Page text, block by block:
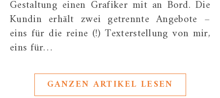
Gestaltung einen Grafiker mit an Bord. Die
Kundin erhält zwei getrennte Angebote –
eins für die reine (!) Texterstellung von mir,
eins für…
GANZEN ARTIKEL LESEN